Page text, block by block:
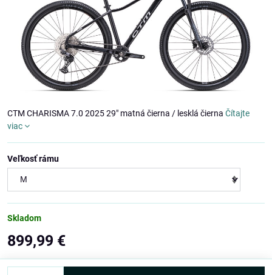
CTM CHARISMA 7.0 2025 29" matná čierna / lesklá čierna Čítajte
viac
Veľkosť rámu
Skladom
899,99 €